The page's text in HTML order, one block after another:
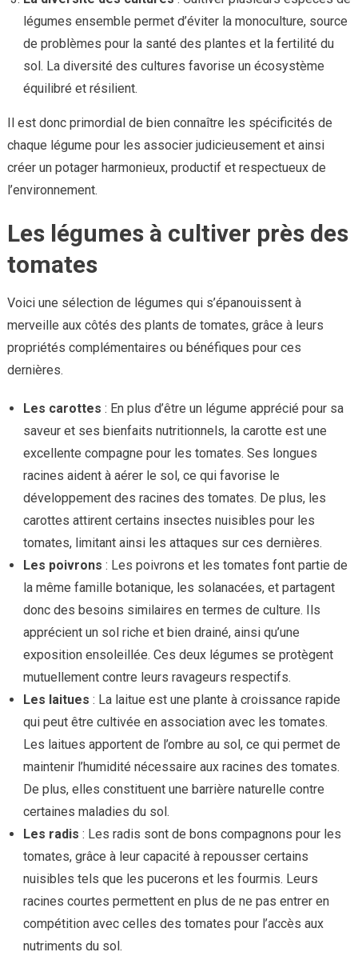
légumes ensemble permet d’éviter la monoculture, source
de problèmes pour la santé des plantes et la fertilité du
sol. La diversité des cultures favorise un écosystème
équilibré et résilient.
Il est donc primordial de bien connaître les spécificités de
chaque légume pour les associer judicieusement et ainsi
créer un potager harmonieux, productif et respectueux de
l’environnement.
Les légumes à cultiver près des
tomates
Voici une sélection de légumes qui s’épanouissent à
merveille aux côtés des plants de tomates, grâce à leurs
propriétés complémentaires ou bénéfiques pour ces
dernières.
Les carottes : En plus d’être un légume apprécié pour sa
saveur et ses bienfaits nutritionnels, la carotte est une
excellente compagne pour les tomates. Ses longues
racines aident à aérer le sol, ce qui favorise le
développement des racines des tomates. De plus, les
carottes attirent certains insectes nuisibles pour les
tomates, limitant ainsi les attaques sur ces dernières.
Les poivrons : Les poivrons et les tomates font partie de
la même famille botanique, les solanacées, et partagent
donc des besoins similaires en termes de culture. Ils
apprécient un sol riche et bien drainé, ainsi qu’une
exposition ensoleillée. Ces deux légumes se protègent
mutuellement contre leurs ravageurs respectifs.
Les laitues : La laitue est une plante à croissance rapide
qui peut être cultivée en association avec les tomates.
Les laitues apportent de l’ombre au sol, ce qui permet de
maintenir l’humidité nécessaire aux racines des tomates.
De plus, elles constituent une barrière naturelle contre
certaines maladies du sol.
Les radis : Les radis sont de bons compagnons pour les
tomates, grâce à leur capacité à repousser certains
nuisibles tels que les pucerons et les fourmis. Leurs
racines courtes permettent en plus de ne pas entrer en
compétition avec celles des tomates pour l’accès aux
nutriments du sol.